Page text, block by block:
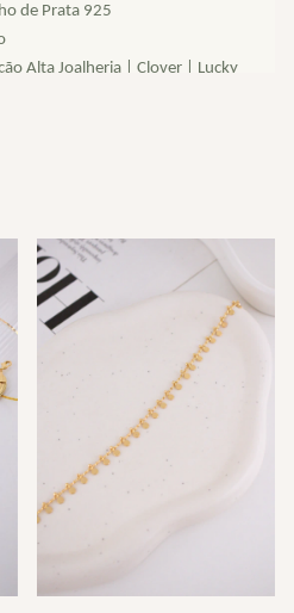
de Prata 925
Alta Joalheria | Clover | Lucky